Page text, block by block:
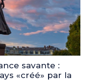
savante :
«créé» par la